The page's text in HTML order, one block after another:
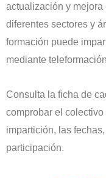
actualización y
diferentes sectores y
formación puede
mediante
Consulta la ficha de
comprobar el
impartición, las
participación.